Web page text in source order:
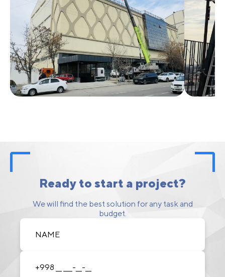
Ready to start a project?
We will find the best solution for any task and
budget.